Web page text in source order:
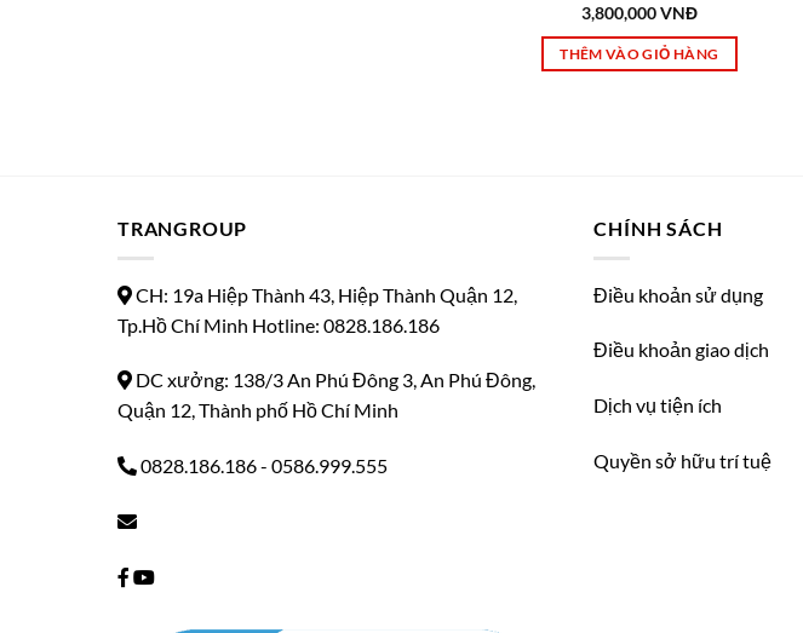
3,800,000VNĐ
THÊM VÀO GIỎ HÀNG
TRANGROUP
CH: 19a Hiệp Thành 43, Hiệp Thành Quận 12,
Tp.Hồ Chí Minh Hotline: 0828.186.186
DC xưởng: 138/3 An Phú Đông 3, An Phú Đông,
Quận 12, Thành phố Hồ Chí Minh
0828.186.186- 0586.999.555
CHÍNH SÁCH
Điều khoản sử dụng
Điều khoản giao dịch
Dịch vụ tiện ích
Quyền sở hữu trí tuệ